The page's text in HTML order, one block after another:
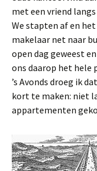
met een vriend
We stapten af en
makelaar net naar
open dag geweest
ons daarop het hele
’s Avonds droeg ik
kort te maken: niet
appartementen